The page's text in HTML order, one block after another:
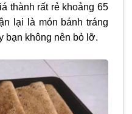
thành rất rẻ khoảng 65
lại là món bánh tráng
bạn không nên bỏ lỡ.